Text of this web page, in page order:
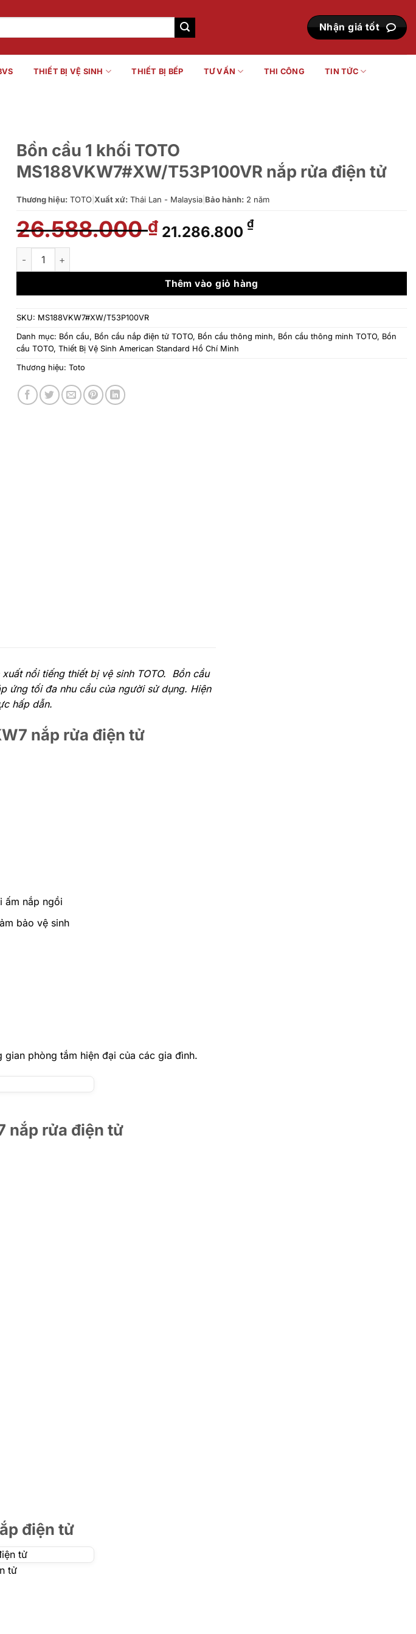
Nhận giá tốt
THIẾT BỊ VỆ SINH THIẾT BỊ BẾP TƯ VẤN THI CÔNG TIN TỨC
Bồn cầu 1 khối TOTO
MS188VKW7#XW/T53P100VR nắp rửa điện tử
Thương hiệu: TOTO Xuất xứ: Thái Lan - Malaysia Bảo hành: 2 năm
26.588.000₫ Giá
gốc
26.588.000 ₫.
21.286.800 ₫Giá
là:
21.286.800 ₫.
Bồn cầu 1 khối TOTO MS188VKW7#XW/T53P100VR nắp rửa điện tử số lượng
Thêm vào giỏ hàng
SKU: MS188VKW7#XW/T53P100VR
Danh mục: Bồn cầu, Bồn cầu nắp điện tử TOTO, Bồn cầu thông minh, Bồn cầu thông minh TOTO, Bồn
cầu TOTO, Thiết Bị Vệ Sinh American Standard Hồ Chí Minh
Thương hiệu: Toto
nổi tiếng thiết bị vệ sinh TOTO. Bồn cầu
ứng tối đa nhu cầu của người sử dụng. Hiện
hấp dẫn.
nắp rửa điện tử
ấm nắp ngồi
bảo vệ sinh
gian phòng tắm hiện đại của các gia đình.
nắp rửa điện tử
điện tử
tử